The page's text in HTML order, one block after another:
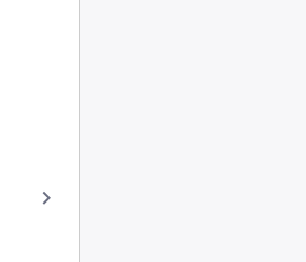
keyboard_arrow_right